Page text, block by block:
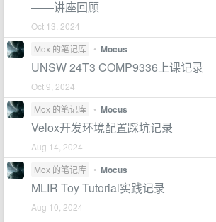
——讲座回顾
Oct 13, 2024
Mox 的笔记库
• Mocus
UNSW 24T3 COMP9336上课记录
Oct 9, 2024
Mox 的笔记库
• Mocus
Velox开发环境配置踩坑记录
Aug 14, 2024
Mox 的笔记库
• Mocus
MLIR Toy Tutorial实践记录
Aug 10, 2024